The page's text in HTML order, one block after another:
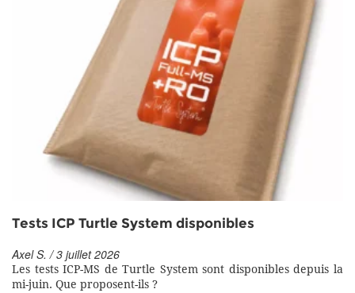
Tests ICP Turtle System disponibles
Axel S. / 3 juillet 2026
Les tests ICP-MS de Turtle System sont disponibles depuis la
mi-juin. Que proposent-ils ?